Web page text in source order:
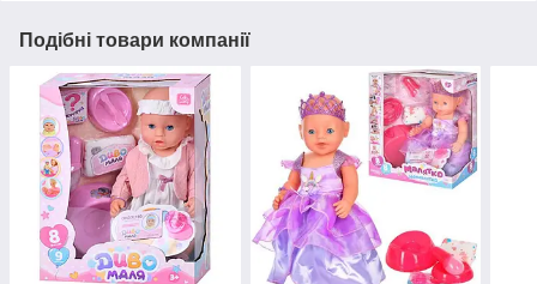
Подібні товари компанії